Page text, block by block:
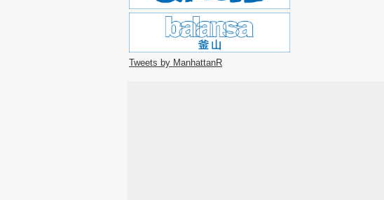
Tweets by ManhattanR